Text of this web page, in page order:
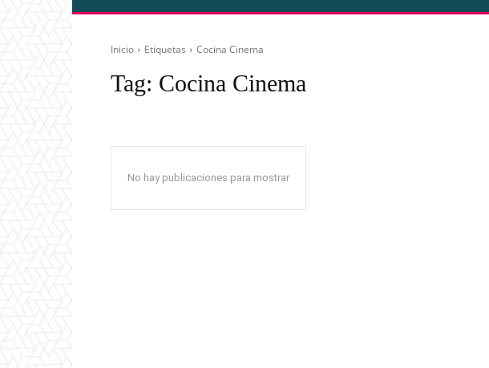
Inicio Etiquetas Cocina Cinema
Tag: Cocina Cinema
No hay publicaciones para mostrar